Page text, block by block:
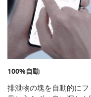
100%自動
排泄物の塊を自動的に